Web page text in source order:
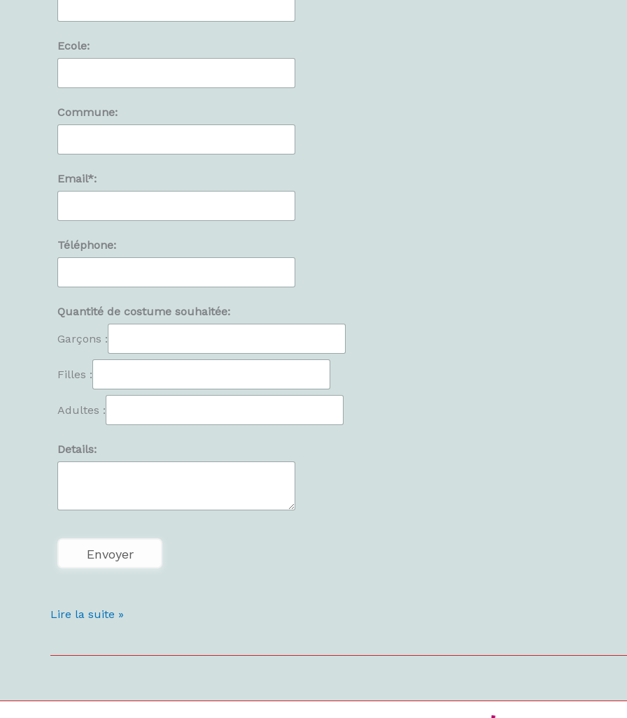
Ecole:
Commune:
Email*:
Téléphone:
Quantité de costume souhaitée:
Garçons :
Filles :
Adultes :
Details:
Lire la suite »